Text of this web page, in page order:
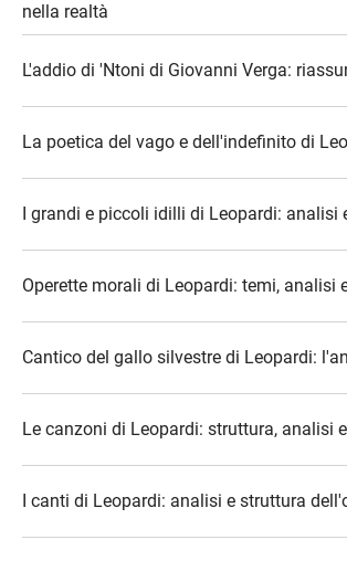
nella realtà
L'addio di 'Ntoni di Giovanni Verga:
La poetica del vago e dell'indefinito di
I grandi e piccoli idilli di Leopardi: analisi
Operette morali di Leopardi: temi, analisi
Cantico del gallo silvestre di Leopardi:
Le canzoni di Leopardi: struttura, analisi
I canti di Leopardi: analisi e struttura